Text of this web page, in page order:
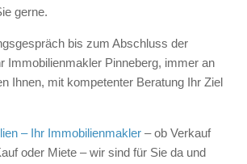
gerne.
bis zum Abschluss der
Immobilienmakler Pinneberg, immer an
Ihnen, mit kompetenter Beratung Ihr Ziel
– Ihr Immobilienmakler – ob Verkauf
oder Miete – wir sind für Sie da und